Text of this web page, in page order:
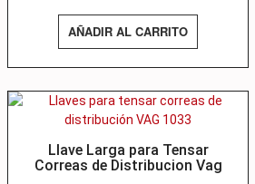
AÑADIR AL CARRITO
Llave Larga para Tensar
Correas de Distribucion Vag